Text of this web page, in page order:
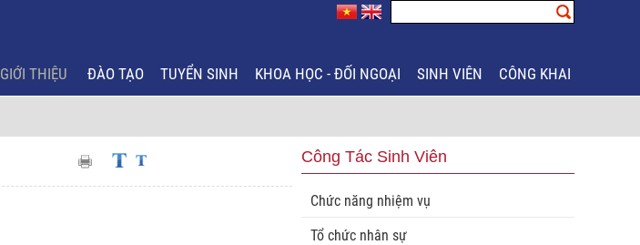
GIỚI THIỆU ĐÀO TẠO TUYỂN SINH KHOA HỌC - ĐỐI NGOẠI SINH VIÊN CÔNG KHAI
Công Tác Sinh Viên
Chức năng nhiệm vụ
Tổ chức nhân sự